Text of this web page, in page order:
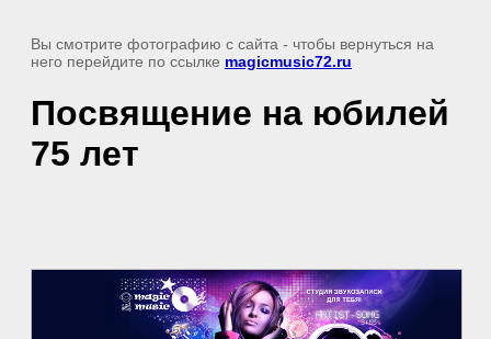
Вы смотрите фотографию с сайта - чтобы вернуться на
него перейдите по ссылке magicmusic72.ru
Посвящение на юбилей
75 лет